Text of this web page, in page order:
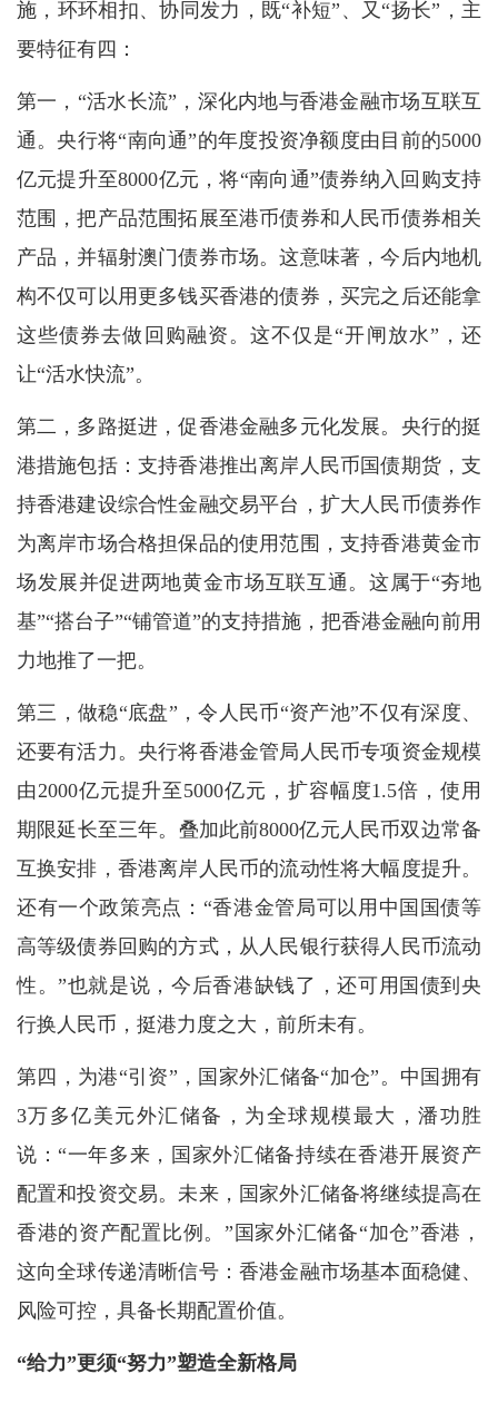
施，环环相扣、协同发力，既“补短”、又“扬长”，主
要特征有四：
第一，“活水长流”，深化内地与香港金融市场互联互
通。央行将“南向通”的年度投资净额度由目前的5000
亿元提升至8000亿元，将“南向通”债券纳入回购支持
范围，把产品范围拓展至港币债券和人民币债券相关
产品，并辐射澳门债券市场。这意味著，今后内地机
构不仅可以用更多钱买香港的债券，买完之后还能拿
这些债券去做回购融资。这不仅是“开闸放水”，还
让“活水快流”。
第二，多路挺进，促香港金融多元化发展。央行的挺
港措施包括：支持香港推出离岸人民币国债期货，支
持香港建设综合性金融交易平台，扩大人民币债券作
为离岸市场合格担保品的使用范围，支持香港黄金市
场发展并促进两地黄金市场互联互通。这属于“夯地
基”“搭台子”“铺管道”的支持措施，把香港金融向前用
力地推了一把。
第三，做稳“底盘”，令人民币“资产池”不仅有深度、
还要有活力。央行将香港金管局人民币专项资金规模
由2000亿元提升至5000亿元，扩容幅度1.5倍，使用
期限延长至三年。叠加此前8000亿元人民币双边常备
互换安排，香港离岸人民币的流动性将大幅度提升。
还有一个政策亮点：“香港金管局可以用中国国债等
高等级债券回购的方式，从人民银行获得人民币流动
性。”也就是说，今后香港缺钱了，还可用国债到央
行换人民币，挺港力度之大，前所未有。
第四，为港“引资”，国家外汇储备“加仓”。中国拥有
3万多亿美元外汇储备，为全球规模最大，潘功胜
说：“一年多来，国家外汇储备持续在香港开展资产
配置和投资交易。未来，国家外汇储备将继续提高在
香港的资产配置比例。”国家外汇储备“加仓”香港，
这向全球传递清晰信号：香港金融市场基本面稳健、
风险可控，具备长期配置价值。
“给力”更须“努力”塑造全新格局